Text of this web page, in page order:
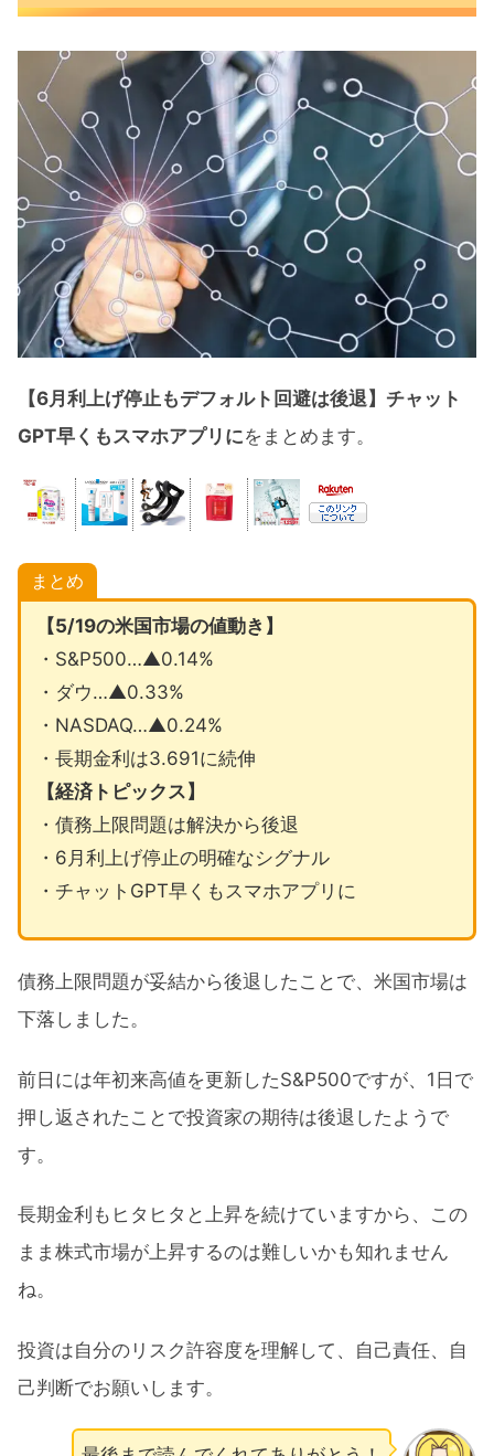
【6月利上げ停止もデフォルト回避は後退】チャット
GPT早くもスマホアプリにをまとめます。
まとめ
【5/19の米国市場の値動き】
・S&P500…▲0.14%
・ダウ…▲0.33%
・NASDAQ…▲0.24%
・長期金利は3.691に続伸
【経済トピックス】
・債務上限問題は解決から後退
・6月利上げ停止の明確なシグナル
・チャットGPT早くもスマホアプリに
債務上限問題が妥結から後退したことで、米国市場は
下落しました。
前日には年初来高値を更新したS&P500ですが、1日で
押し返されたことで投資家の期待は後退したようで
す。
長期金利もヒタヒタと上昇を続けていますから、この
まま株式市場が上昇するのは難しいかも知れません
ね。
投資は自分のリスク許容度を理解して、自己責任、自
己判断でお願いします。